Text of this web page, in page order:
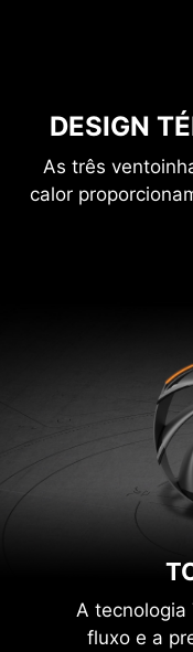
DESIGN
As três
calor
A tecnologia
fluxo e a